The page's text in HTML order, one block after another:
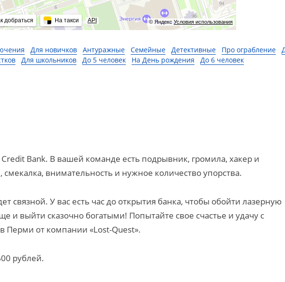
© Яндекс Условия использования
добраться На такси API
Для новичков Антуражные Семейные Детективные Про ограбление
Для школьников До 5 человек На День рождения До 6 человек
Bank. В вашей команде есть подрывник, громила, хакер и
внимательность и нужное количество упорства.
связной. У вас есть час до открытия банка, чтобы обойти лазерную
и выйти сказочно богатыми! Попытайте свое счастье и удачу с
Перми от компании «Lost-Quest».
рублей.